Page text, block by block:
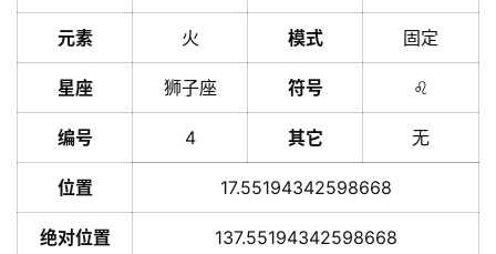
元素 火 模式 固定
星座 狮子座 符号 ♌️
编号 4 其它 无
位置 17.55194342598668
绝对位置 137.55194342598668